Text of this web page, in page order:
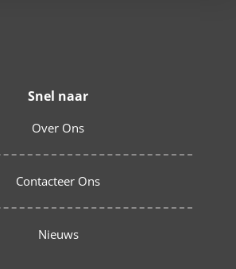
Snel naar
Over Ons
Contacteer Ons
Nieuws